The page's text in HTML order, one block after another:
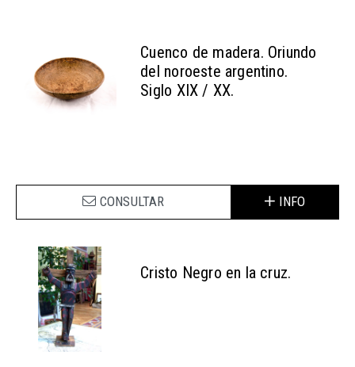
Cuenco de madera. Oriundo
del noroeste argentino.
Siglo XIX / XX.
CONSULTAR INFO
Cristo Negro en la cruz.